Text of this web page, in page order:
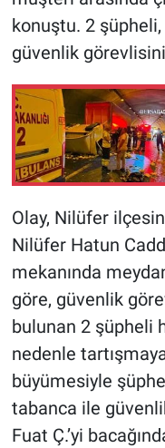
konuştu. 2 şüpheli,
güvenlik
Olay, Nilüfer
Nilüfer Hatun
mekanında
göre, güvenlik
bulunan 2 şüpheli
nedenle
büyümesiyle
tabanca ile
Fuat Ç.’yi
Yaşam
Spor
Nöbetçi